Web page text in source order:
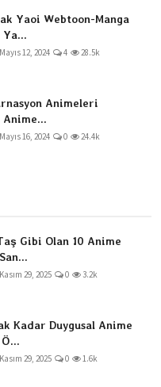
Yaoi Webtoon-Manga
Mayıs 12, 2024 4 28.5k
Animeleri
Mayıs 16, 2024 0 24.4k
Gibi Olan 10 Anime
Kasım 29, 2025 0 3.2k
Kadar Duygusal Anime
Kasım 29, 2025 0 1.6k